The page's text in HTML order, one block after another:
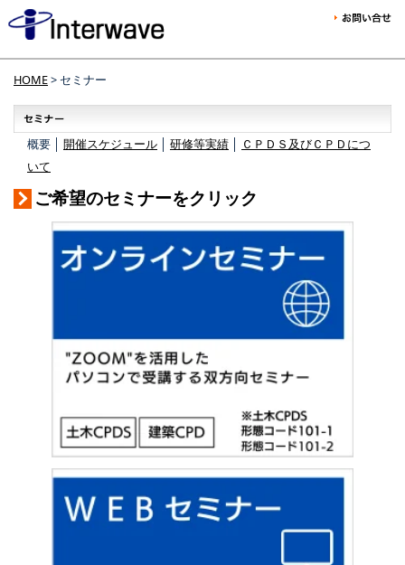
HOME> セミナー
概要 │ 開催スケジュール 研修等実績
ＣＰＤＳ及びＣＰＤにつ
いて
ご希望のセミナーをクリック